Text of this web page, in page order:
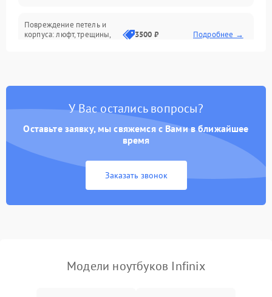
Повреждение петель и
корпуса: люфт, трещины,
3500 ₽ Подробнее →
быстрая разрядка,
2500 ₽ Подробнее →
Неисправность зарядного
питания
2000 ₽ Подробнее →
неисправности кулера
пропадание диска
У Вас остались вопросы?
Оставьте заявку, мы свяжемся с Вами в ближайшее
время
Заказать звонок
Модели ноутбуков Infinix